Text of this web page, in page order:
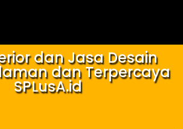
dan Jasa Desain
dan Terpercaya
SPLusA.id